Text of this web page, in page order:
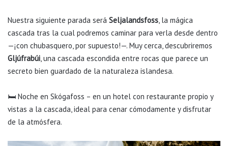
Nuestra siguiente parada será Seljalandsfoss, la mágica
cascada tras la cual podremos caminar para verla desde dentro
—¡con chubasquero, por supuesto!—. Muy cerca, descubriremos
Gljúfrabúi, una cascada escondida entre rocas que parece un
secreto bien guardado de la naturaleza islandesa.
🛏️ Noche en Skógafoss – en un hotel con restaurante propio y
vistas a la cascada, ideal para cenar cómodamente y disfrutar
de la atmósfera.